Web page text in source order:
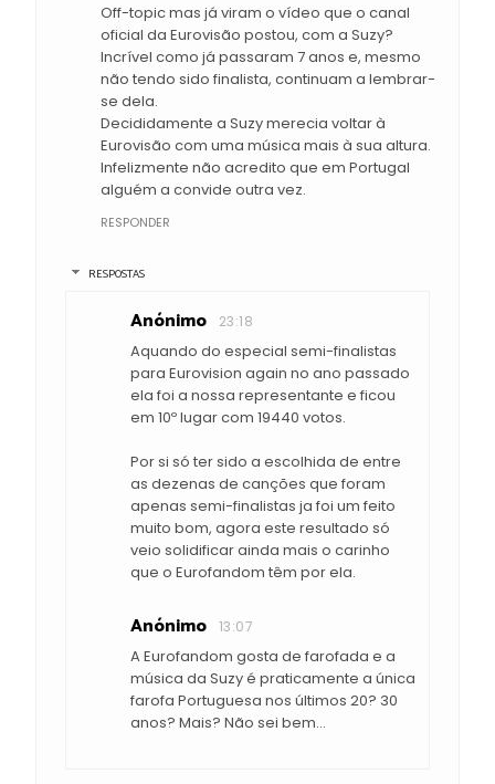
Off-topic mas já viram o vídeo que o canal
oficial da Eurovisão postou, com a Suzy?
Incrível como já passaram 7 anos e, mesmo
não tendo sido finalista, continuam a lembrar-
se dela.
Decididamente a Suzy merecia voltar à
Eurovisão com uma música mais à sua altura.
Infelizmente não acredito que em Portugal
alguém a convide outra vez.
RESPONDER
RESPOSTAS
Anónimo 23:18
Aquando do especial semi-finalistas
para Eurovision again no ano passado
ela foi a nossa representante e ficou
em 10º lugar com 19440 votos.
Por si só ter sido a escolhida de entre
as dezenas de canções que foram
apenas semi-finalistas ja foi um feito
muito bom, agora este resultado só
veio solidificar ainda mais o carinho
que o Eurofandom têm por ela.
Anónimo 13:07
A Eurofandom gosta de farofada e a
música da Suzy é praticamente a única
farofa Portuguesa nos últimos 20? 30
anos? Mais? Não sei bem...